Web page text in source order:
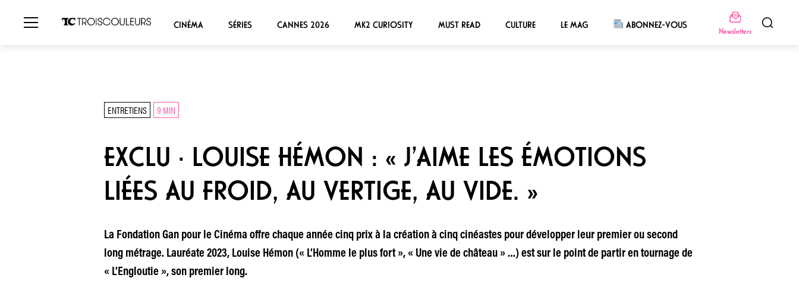
CINÉMA SÉRIES CANNES 2026 MK2 CURIOSITY MUST READ CULTURE LE MAG ABONNEZ-VOUS
Newsletters
ENTRETIENS 9 MIN
EXCLU · LOUISE HÉMON : « J’AIME LES ÉMOTIONS
LIÉES AU FROID, AU VERTIGE, AU VIDE. »
La Fondation Gan pour le Cinéma offre chaque année cinq prix à la création à cinq cinéastes pour développer leur premier ou second
long métrage. Lauréate 2023, Louise Hémon (« L’Homme le plus fort », « Une vie de château » …) est sur le point de partir en tournage de
« L’Engloutie », son premier long.